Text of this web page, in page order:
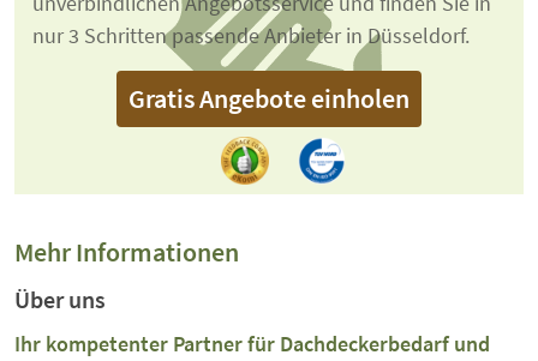
nur 3 Schritten passende Anbieter in Düsseldorf.
Gratis Angebote einholen
Mehr Informationen
Über uns
Ihr kompetenter Partner für Dachdeckerbedarf und